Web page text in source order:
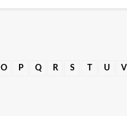
O P Q R S U V